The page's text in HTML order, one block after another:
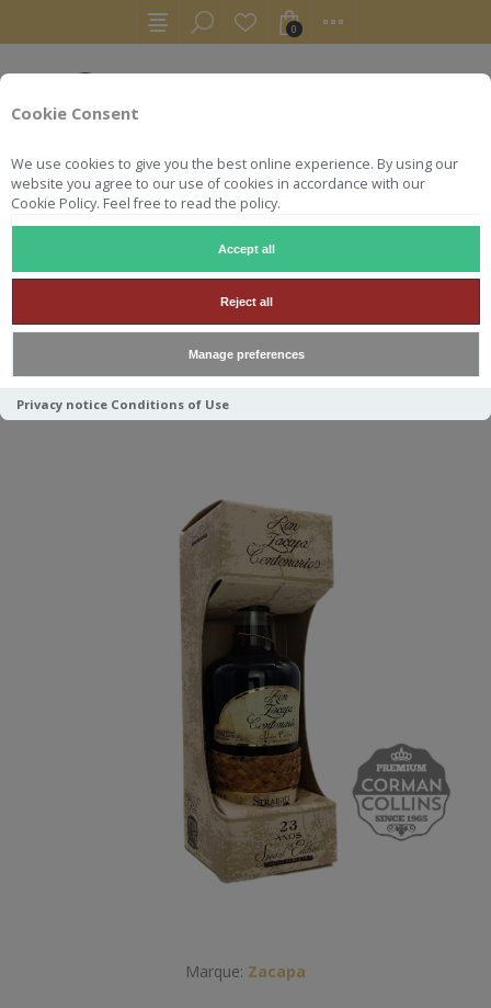
Cookie Consent
We use cookies to give you the best online experience. By using our
website you agree to our use of cookies in accordance with our
Cookie Policy. Feel free to read the policy.
Accept all
Reject all
Manage preferences
Privacy notice Conditions of Use
0
ZACAPA CENTENARIO 23
AÑOS STRAIGHT FROM THE
CASK
Marque: Zacapa